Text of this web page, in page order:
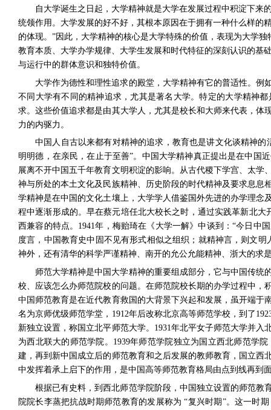
自大学诞生之日起，大学精神就是大学在发展过程中积淀下
统领作用。大学发展的好不好，其根本原因在于拥有一种什么样的
的体现。”因此，大学精神的核心是大学特殊的价值，表现为大学
教育本质、大学办学规律、大学生发展和时代特征的深刻认识的
与运行中的群体意识和独特价值。
大学作为德性和理性追求的殿堂，大学精神有它的普适性。
不同大学有不同的精神追求，尤其是著名大学。特定的大学精神
求。这些价值追求都是由其大学人，尤其是校长和大师来代表，
力的内驱力。
中国人自古以来都有对精神的追求，教育也是讲文化谈精神
明明德，在亲民，在止于至善”。中国大学精神真正提出是在中国
展离不开中国五千年教育文明积淀的影响。从古代稷下学宫、太
神与所处的本土文化及民族精神、历史阶段的时代精神及要求息
学精神是在中国的文化土壤上，大学学人借鉴国外先进的办学理
程中逐渐形成的。早在蔡元培任北大校长之时，通过实践革新北大
西兼容的特点。 1941年，梅贻琦在《大学一解》中谈到：“今日中
度言，中国教育史中固不见有形式相似之组织；就精神言，则文
神外，还有清华的科学严谨精神、南开的允公允能精神、浙大的求
师范大学精神是中国大学精神的重要组成部分，它与中国传
校、应该怎么办师范院校的问题。在师范院校长期的办学过程中
中国师范教育是在近代教育救国的大背景下兴起和发展，虽开端于
名为京师优级师范学堂， 1912年后改称北京高等师范学校，到了
新独立设置，称国立北平师范大学。 1931 年北平女子师范大学并入
为西北联大的师范学院。 1939年师范学院独立为国立西北师范学
建，再到新中国成立后的师范教育和之后发展的教师教育，国立
中发挥着承上启下的作用，是中国高等师范教育格局由点到线再到
根据已有史料，到西北师范学院阶段，中国独立设置的师范教
院院长李蒸把抗战时期师范教育的发展称为 “复兴时期”。这一时